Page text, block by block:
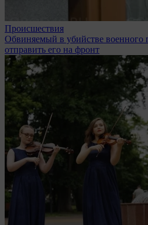
Происшествия
Обвиняемый в убийстве военного
отправить его на фронт